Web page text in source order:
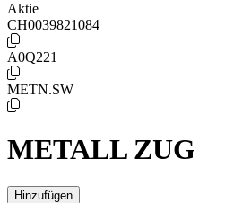
Aktie
CH0039821084
A0Q221
METN.SW
METALL ZUG
Hinzufügen